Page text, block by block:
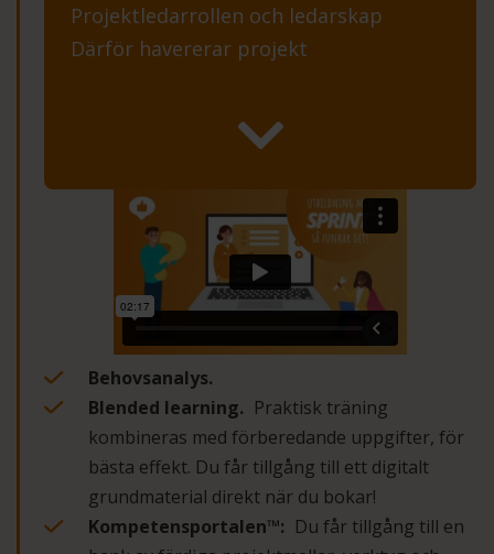
Projektledarrollen och ledarskap
Därför havererar projekt
Behovsanalys.
Blended learning. Praktisk träning
kombineras med förberedande uppgifter, för
bästa effekt. Du får tillgång till ett digitalt
grundmaterial direkt när du bokar!
Kompetensportalen™: Du får tillgång till en